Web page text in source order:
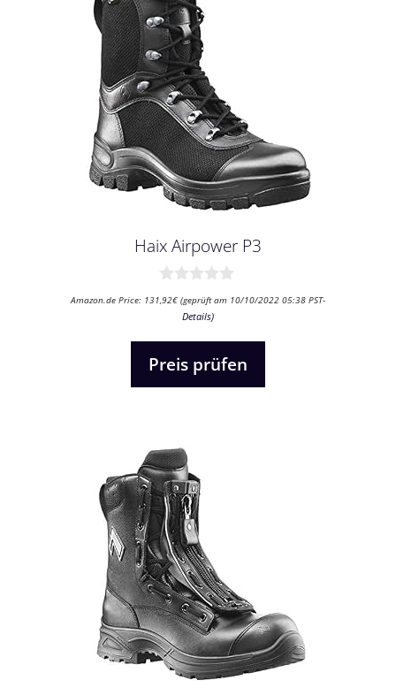
Haix Airpower P3
v
Amazon.de Price: 131,92€ (geprüft am 10/10/2022 05:38 PST-
Details)
Preis prüfen